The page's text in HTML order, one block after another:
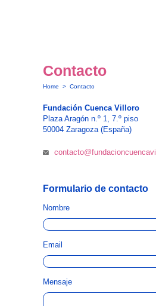
Contacto
Home > Contacto
Fundación Cuenca Villoro
Plaza Aragón n.º 1, 7.º piso
50004 Zaragoza (España)
Formulario de contacto
Nombre
Email
Mensaje